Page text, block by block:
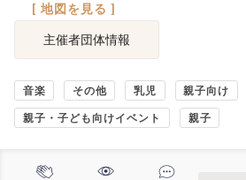
[ 地図を見る ]
主催者団体情報
音楽 その他 乳児 親子向け
親子・子ども向けイベント 親子